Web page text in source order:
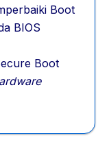
Boot
BIOS
Boot